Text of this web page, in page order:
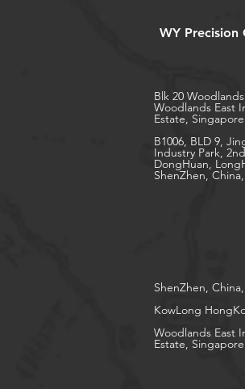
WY Precision
Blk 20
Woodlands East
Estate, Singapore
B1006, BLD 9,
Industry Park,
DongHuan,
ShenZhen,
ShenZhen, China,
KowLong
Woodlands East
Estate, Singapore